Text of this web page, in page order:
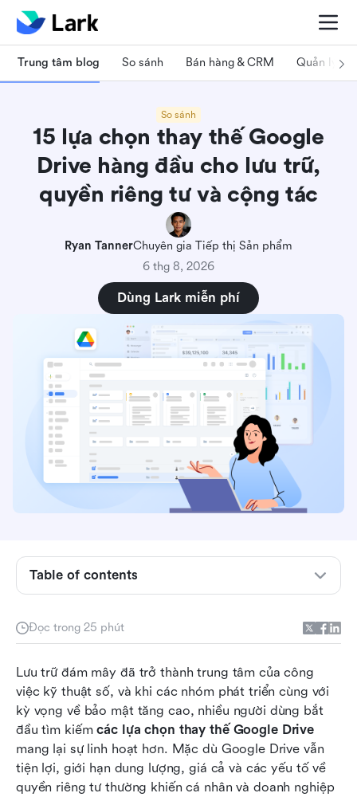
Trung tâm blog So sánh Bán hàng & CRM Quản lý dự
So sánh
15 lựa chọn thay thế Google
Drive hàng đầu cho lưu trữ,
quyền riêng tư và cộng tác
Ryan TannerChuyên gia Tiếp thị Sản phẩm
6 thg 8, 2026
Dùng Lark miễn phí
Đọc trong 25 phút
Lưu trữ đám mây đã trở thành trung tâm của công
việc kỹ thuật số, và khi các nhóm phát triển cùng với
kỳ vọng về bảo mật tăng cao, nhiều người dùng bắt
đầu tìm kiếm các lựa chọn thay thế Google Drive
mang lại sự linh hoạt hơn. Mặc dù Google Drive vẫn
tiện lợi, giới hạn dung lượng, giá cả và các yếu tố về
quyền riêng tư thường khiến cá nhân và doanh nghiệp
Table of contents
tốt nhất trong nháy mắt
hàng đầu tốt nhất cho Google Drive
thế cho Google Drive ngày nay
15 lựa chọn thay thế Google Drive tốt nhất cho
các nhóm và doanh nghiệp
Cách chọn lựa giải pháp thay thế Google Drive
tốt nhất cho nhu cầu của bạn